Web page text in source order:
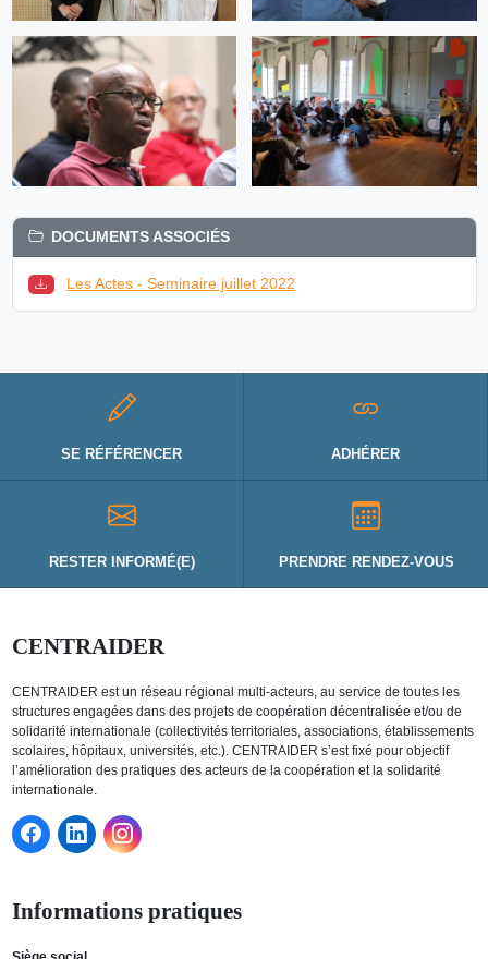
DOCUMENTS ASSOCIÉS
Les Actes - Seminaire juillet 2022
SE RÉFÉRENCER ADHÉRER
RESTER INFORMÉ(E) PRENDRE RENDEZ-VOUS
CENTRAIDER
CENTRAIDER est un réseau régional multi-acteurs, au service de toutes les
structures engagées dans des projets de coopération décentralisée et/ou de
solidarité internationale (collectivités territoriales, associations, établissements
scolaires, hôpitaux, universités, etc.). CENTRAIDER s’est fixé pour objectif
l’amélioration des pratiques des acteurs de la coopération et la solidarité
internationale.
Informations pratiques